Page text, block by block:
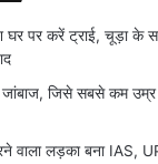
घर पर करें ट्राई, चूड़ा के
जांबाज, जिसे सबसे कम उम्र
वाला लड़का बना IAS,